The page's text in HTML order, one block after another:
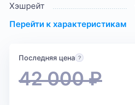
Хэшрейт
Перейти к характеристикам
Последняя цена
42 000₽